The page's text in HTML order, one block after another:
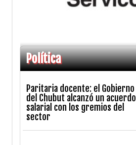
Política
Paritaria docente: el Gobierno
del Chubut alcanzó un acuerdo
salarial con los gremios del
sector